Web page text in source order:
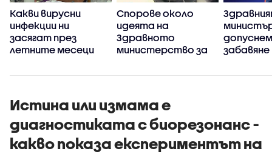
Какви вирусни
инфекции ни
засягат през
летните месеци
Спорове около
идеята на
Здравното
министерство за
държавния инвитро
забавяне
Истина или измама е
диагностиката с биорезонанс -
какво показа експериментът на